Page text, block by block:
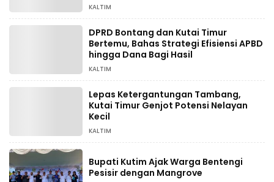
KALTIM
DPRD Bontang dan Kutai Timur
Bertemu, Bahas Strategi Efisiensi APBD
hingga Dana Bagi Hasil
KALTIM
Lepas Ketergantungan Tambang,
Kutai Timur Genjot Potensi Nelayan
Kecil
KALTIM
Bupati Kutim Ajak Warga Bentengi
Pesisir dengan Mangrove